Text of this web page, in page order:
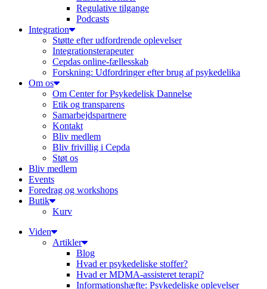
Regulative tilgange
Podcasts
Integration
Støtte efter udfordrende oplevelser
Integrationsterapeuter
Cepdas online-fællesskab
Forskning: Udfordringer efter brug af psykedelika
Om os
Om Center for Psykedelisk Dannelse
Etik og transparens
Samarbejdspartnere
Kontakt
Bliv medlem
Bliv frivillig i Cepda
Støt os
Bliv medlem
Events
Foredrag og workshops
Butik
Kurv
Viden
Artikler
Blog
Hvad er psykedeliske stoffer?
Hvad er MDMA-assisteret terapi?
Informationshæfte: Psykedeliske oplevelser